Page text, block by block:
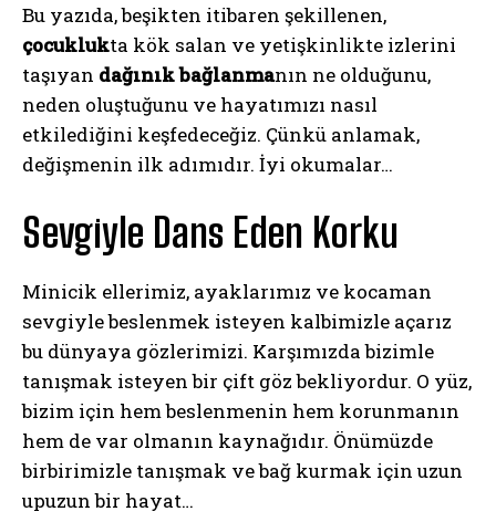
Bu yazıda, beşikten itibaren şekillenen,
çocuklukta kök salan ve yetişkinlikte izlerini
taşıyan dağınık bağlanmanın ne olduğunu,
neden oluştuğunu ve hayatımızı nasıl
etkilediğini keşfedeceğiz. Çünkü anlamak,
değişmenin ilk adımıdır. İyi okumalar…
Sevgiyle Dans Eden Korku
Minicik ellerimiz, ayaklarımız ve kocaman
sevgiyle beslenmek isteyen kalbimizle açarız
bu dünyaya gözlerimizi. Karşımızda bizimle
tanışmak isteyen bir çift göz bekliyordur. O yüz,
bizim için hem beslenmenin hem korunmanın
hem de var olmanın kaynağıdır. Önümüzde
birbirimizle tanışmak ve bağ kurmak için uzun
upuzun bir hayat…